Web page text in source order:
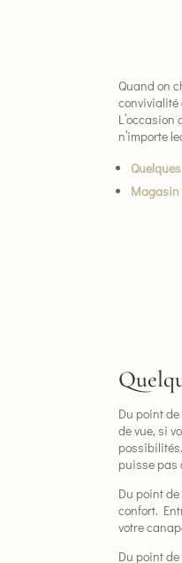
Quand on
convivialité
n’importe
Magasin
Du point
de vue, si
puisse pas
Du point
confort.
votre
Du point